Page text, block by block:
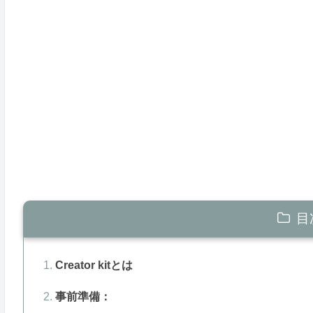
Creator kitとは
事前準備：